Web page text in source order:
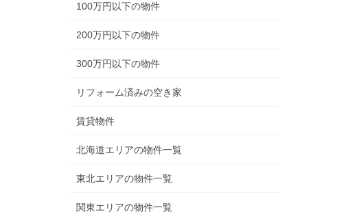
100万円以下の物件
200万円以下の物件
300万円以下の物件
リフォーム済みの空き家
賃貸物件
北海道エリアの物件一覧
東北エリアの物件一覧
関東エリアの物件一覧